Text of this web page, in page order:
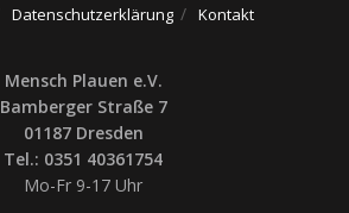
Datenschutzerklärung Kontakt
Mensch Plauen e.V.
Bamberger Straße 7
01187 Dresden
Tel.: 0351 40361754
Mo-Fr 9-17 Uhr